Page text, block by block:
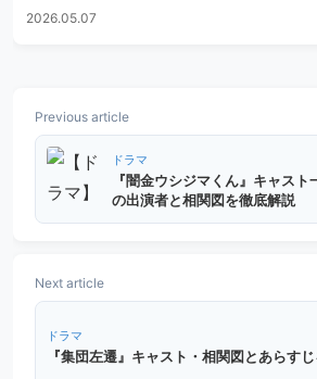
2026.05.07
Previous article
ドラマ
『闇金ウシジマくん』キャス
の出演者と相関図を徹底解説
Next article
ドラマ
『集団左遷』キャスト・相関図とあらす